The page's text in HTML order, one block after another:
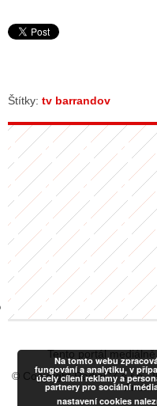
TISK
STÁT BLOGEREM
BLOGERA
DISKUTÉRA NA RADIOTV
STARŠÍCH DISKUZÍ
Štítky: tv barrandov
Tento portál
© Copyright RadiaCZ s.r.o.,
Na tomto webu
fungování a analytiku, v
účely cílení reklamy a
partnery pro sociální
nastavení cookies